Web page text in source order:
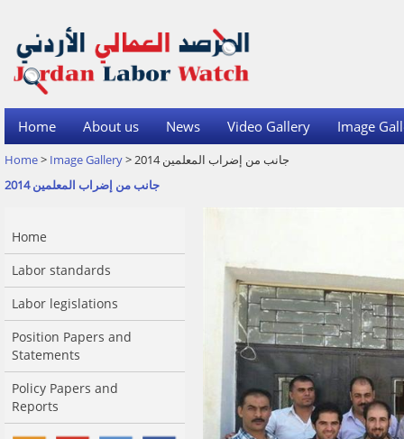
Home About us News Video Gallery Image
Home> Image Gallery
> جانب من إضراب المعلمين 2014
جانب من إضراب المعلمين 2014
Home
Labor standards
Labor legislations
Position Papers and
Statements
Policy Papers and
Reports